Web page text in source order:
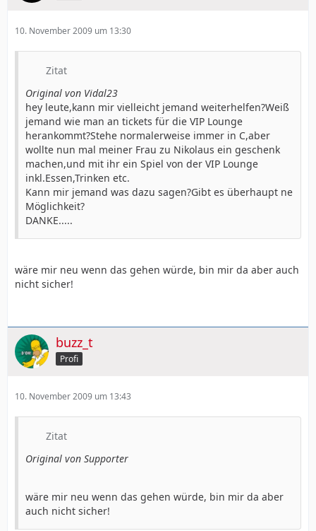
10. November 2009 um 13:30
Zitat
Original von Vidal23
hey leute,kann mir vielleicht jemand weiterhelfen?Weiß
jemand wie man an tickets für die VIP Lounge
herankommt?Stehe normalerweise immer in C,aber
wollte nun mal meiner Frau zu Nikolaus ein geschenk
machen,und mit ihr ein Spiel von der VIP Lounge
inkl.Essen,Trinken etc.
Kann mir jemand was dazu sagen?Gibt es überhaupt ne
Möglichkeit?
DANKE.....
wäre mir neu wenn das gehen würde, bin mir da aber auch
nicht sicher!
buzz_t
Profi
10. November 2009 um 13:43
Zitat
Original von Supporter
wäre mir neu wenn das gehen würde, bin mir da aber
auch nicht sicher!